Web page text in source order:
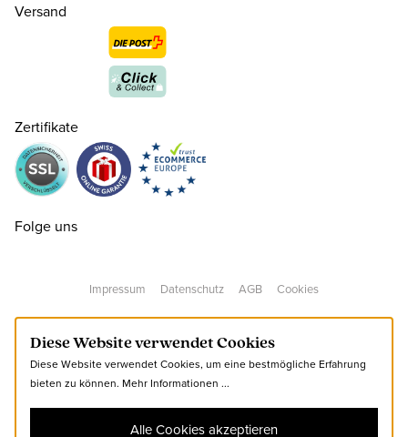
CHF 75.00
36 CHF 75.00
CHF 75.00
39 CHF 75.00
40 CHF 75.00
Versand
Zertifikate
Folge uns
Impressum Datenschutz AGB Cookies
Diese Website verwendet Cookies
Diese Website verwendet Cookies, um eine bestmögliche Erfahrung
bieten zu können. Mehr Informationen ...
Alle Cookies akzeptieren